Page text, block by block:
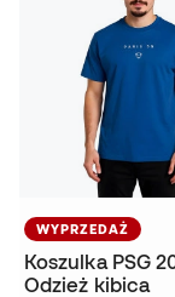
WYPRZEDAŻ
Koszulka PSG
Odzież kibica